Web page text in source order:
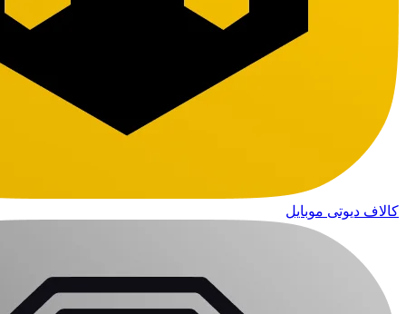
کالاف دیوتی موبایل